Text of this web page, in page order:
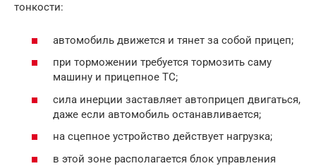
тонкости:
автомобиль движется и тянет за собой прицеп;
при торможении требуется тормозить саму
машину и прицепное ТС;
сила инерции заставляет автоприцеп двигаться,
даже если автомобиль останавливается;
на сцепное устройство действует нагрузка;
в этой зоне располагается блок управления